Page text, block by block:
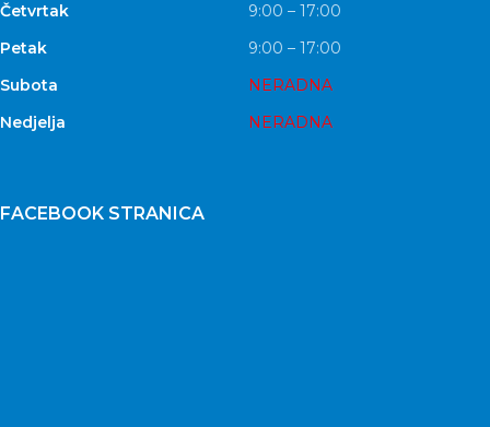
Četvrtak
9:00 – 17:00
Petak
9:00 – 17:00
Subota
NERADNA
Nedjelja
NERADNA
FACEBOOK STRANICA